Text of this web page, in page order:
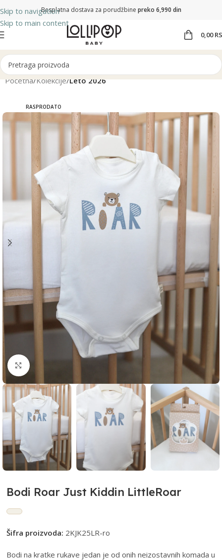
Skip to navigation
Skip to main content
Besplatna dostava za porudžbine preko 6,990 din
0,00
Početna Kolekcije Leto 2026
RASPRODATO
Klikni i zumiraj
Bodi Roar Just Kiddin LittleRoar
Šifra proizvoda: 2KJK25LR-ro
Bodi na kratke rukave jedan je od onih neizostavnih komada u